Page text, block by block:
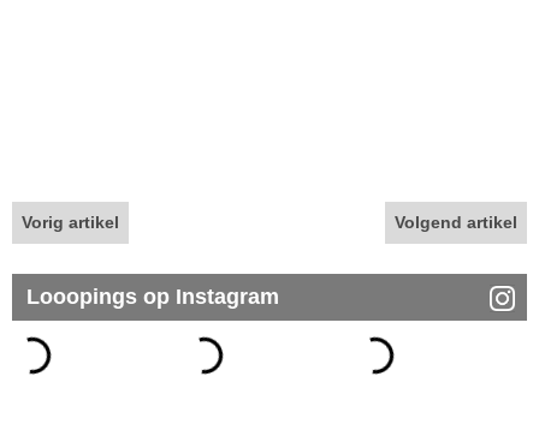
Vorig artikel Volgend artikel
Looopings op Instagram